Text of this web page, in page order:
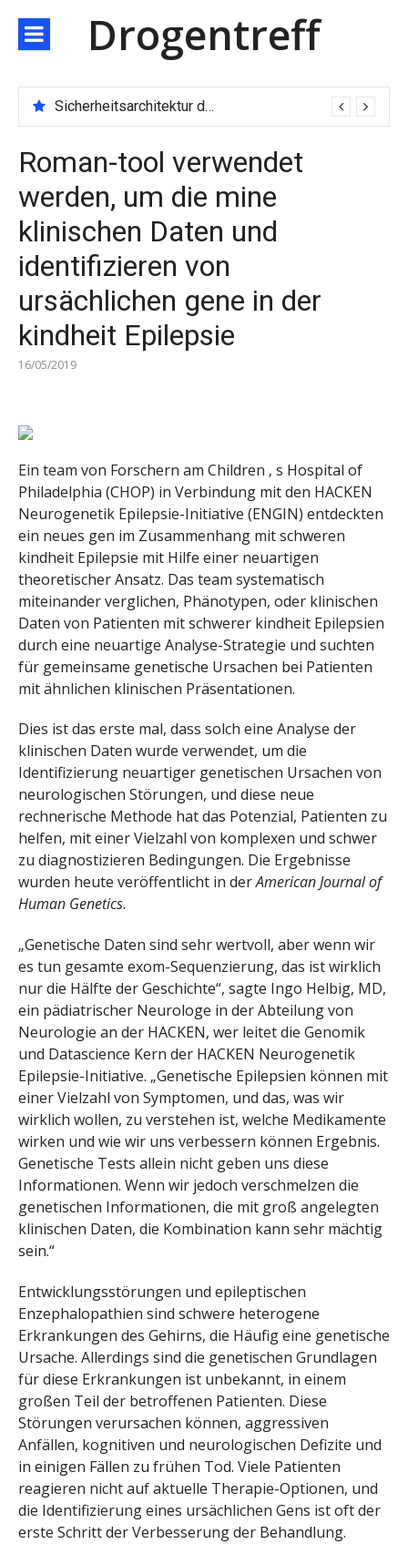
zum
Inhalt
Drogentreff
Sicherheitsarchitektur der nächsten Generation: JARXE kombiniert Multi-Wallet und MPC als Schutzschild für digitales Vertrauen
Roman-tool verwendet
werden, um die mine
klinischen Daten und
identifizieren von
ursächlichen gene in der
kindheit Epilepsie
16/05/2019
Ein team von Forschern am Children ‚ s Hospital of
Philadelphia (CHOP) in Verbindung mit den HACKEN
Neurogenetik Epilepsie-Initiative (ENGIN) entdeckten
ein neues gen im Zusammenhang mit schweren
kindheit Epilepsie mit Hilfe einer neuartigen
theoretischer Ansatz. Das team systematisch
miteinander verglichen, Phänotypen, oder klinischen
Daten von Patienten mit schwerer kindheit Epilepsien
durch eine neuartige Analyse-Strategie und suchten
für gemeinsame genetische Ursachen bei Patienten
mit ähnlichen klinischen Präsentationen.
Dies ist das erste mal, dass solch eine Analyse der
klinischen Daten wurde verwendet, um die
Identifizierung neuartiger genetischen Ursachen von
neurologischen Störungen, und diese neue
rechnerische Methode hat das Potenzial, Patienten zu
helfen, mit einer Vielzahl von komplexen und schwer
zu diagnostizieren Bedingungen. Die Ergebnisse
wurden heute veröffentlicht in derAmerican Journal of
Human Genetics.
„Genetische Daten sind sehr wertvoll, aber wenn wir
es tun gesamte exom-Sequenzierung, das ist wirklich
nur die Hälfte der Geschichte“, sagte Ingo Helbig, MD,
ein pädiatrischer Neurologe in der Abteilung von
Neurologie an der HACKEN, wer leitet die Genomik
und Datascience Kern der HACKEN Neurogenetik
Epilepsie-Initiative. „Genetische Epilepsien können mit
einer Vielzahl von Symptomen, und das, was wir
wirklich wollen, zu verstehen ist, welche Medikamente
wirken und wie wir uns verbessern können Ergebnis.
Genetische Tests allein nicht geben uns diese
Informationen. Wenn wir jedoch verschmelzen die
genetischen Informationen, die mit groß angelegten
klinischen Daten, die Kombination kann sehr mächtig
sein.“
Entwicklungsstörungen und epileptischen
Enzephalopathien sind schwere heterogene
Erkrankungen des Gehirns, die Häufig eine genetische
Ursache. Allerdings sind die genetischen Grundlagen
für diese Erkrankungen ist unbekannt, in einem
großen Teil der betroffenen Patienten. Diese
Störungen verursachen können, aggressiven
Anfällen, kognitiven und neurologischen Defizite und
in einigen Fällen zu frühen Tod. Viele Patienten
reagieren nicht auf aktuelle Therapie-Optionen, und
die Identifizierung eines ursächlichen Gens ist oft der
erste Schritt der Verbesserung der Behandlung.